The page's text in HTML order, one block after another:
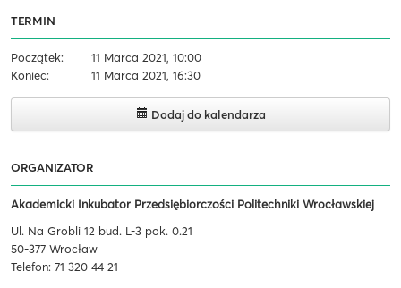
TERMIN
Początek:
11 Marca 2021, 10:00
Koniec:
11 Marca 2021, 16:30
Dodaj do kalendarza
ORGANIZATOR
Akademicki Inkubator Przedsiębiorczości Politechniki Wrocławskiej
Ul. Na Grobli 12 bud. L-3 pok. 0.21
50-377 Wrocław
Telefon: 71 320 44 21